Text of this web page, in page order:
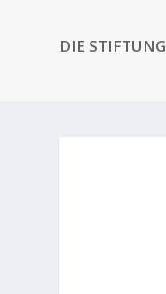
DIE STIFTUNG